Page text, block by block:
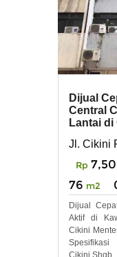
Dijual
Central
Lantai di
Jl. Cikini
Rp
76 m2
Dijual
Aktif di
Cikini
Cikini Shgb